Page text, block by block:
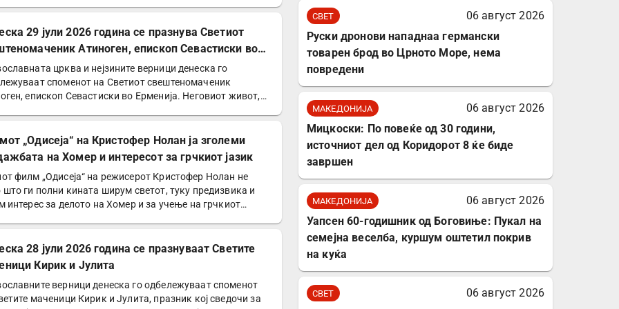
29 јули 2026 година се празнува Светиот
Атиноген, епископ Севастиски во
црква и нејзините верници денеска го
споменот на Светиот свештеномаченик
епископ Севастиски во Ерменија. Неговиот живот,
„Одисеја“ на Кристофер Нолан ја зголеми
на Хомер и интересот за грчкиот јазик
филм „Одисеја“ на режисерот Кристофер Нолан не
што ги полни кината ширум светот, туку предизвика и
интерес за делото на Хомер и за учење на грчкиот…
28 јули 2026 година се празнуваат Светите
Кирик и Јулита
верници денеска го одбележуваат споменот
маченици Кирик и Јулита, празник кој сведочи за
комплет за заштита на
СВЕТ
06 август 2026
Руски дронови нападнаа германски
товарен брод во Црното Море, нема
повредени
МАКЕДОНИЈА
06 август 2026
Мицкоски: По повеќе од 30 години,
источниот дел од Коридорот 8 ќе биде
завршен
МАКЕДОНИЈА
06 август 2026
Уапсен 60-годишник од Боговиње: Пукал на
семејна веселба, куршум оштетил покрив
на куќа
СВЕТ
06 август 2026